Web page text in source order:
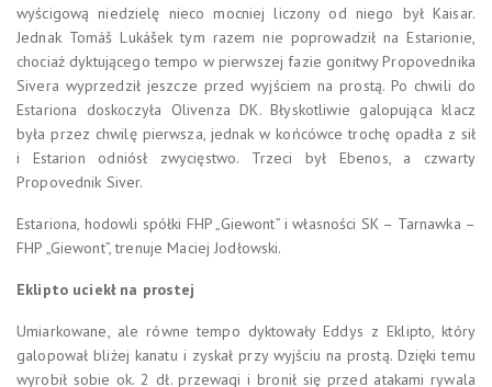
wyścigową niedzielę nieco mocniej liczony od niego był Kaisar.
Jednak Tomáš Lukášek tym razem nie poprowadził na Estarionie,
chociaż dyktującego tempo w pierwszej fazie gonitwy Propovednika
Sivera wyprzedził jeszcze przed wyjściem na prostą. Po chwili do
Estariona doskoczyła Olivenza DK. Błyskotliwie galopująca klacz
była przez chwilę pierwsza, jednak w końcówce trochę opadła z sił
i Estarion odniósł zwycięstwo. Trzeci był Ebenos, a czwarty
Propovednik Siver.
Estariona, hodowli spółki FHP „Giewont” i własności SK – Tarnawka –
FHP „Giewont”, trenuje Maciej Jodłowski.
Eklipto uciekł na prostej
Umiarkowane, ale równe tempo dyktowały Eddys z Eklipto, który
galopował bliżej kanatu i zyskał przy wyjściu na prostą. Dzięki temu
wyrobił sobie ok. 2 dł. przewagi i bronił się przed atakami rywala